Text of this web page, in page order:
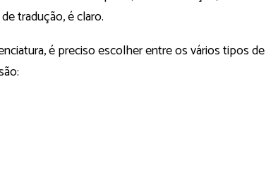
tradução, é claro.
é preciso escolher entre os vários tipos de